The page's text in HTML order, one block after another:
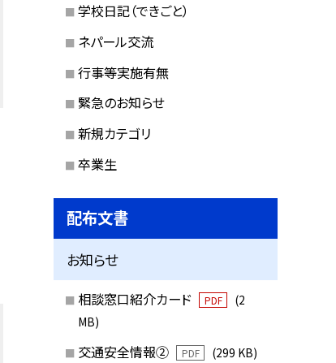
学校日記（できごと）
ネパール交流
行事等実施有無
緊急のお知らせ
新規カテゴリ
卒業生
配布文書
お知らせ
相談窓口紹介カード PDF
(2
MB)
交通安全情報② PDF (299 KB)